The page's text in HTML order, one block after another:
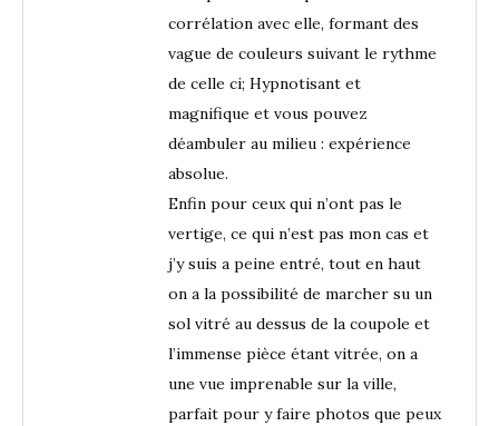
corrélation avec elle, formant des
vague de couleurs suivant le rythme
de celle ci; Hypnotisant et
magnifique et vous pouvez
déambuler au milieu : expérience
absolue.
Enfin pour ceux qui n’ont pas le
vertige, ce qui n’est pas mon cas et
j’y suis a peine entré, tout en haut
on a la possibilité de marcher su un
sol vitré au dessus de la coupole et
l’immense pièce étant vitrée, on a
une vue imprenable sur la ville,
parfait pour y faire photos que peux